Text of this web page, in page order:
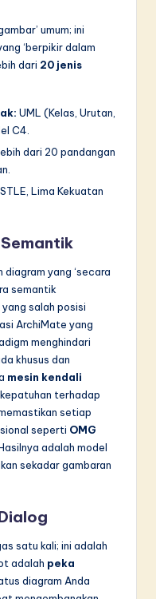
umum; ini
‘berpikir dalam
dari 20 jenis
UML (Kelas, Urutan,
C4.
dari 20 pandangan
Lima Kekuatan
diagram yang ‘secara
semantik
salah posisi
ArchiMate yang
menghindari
khusus dan
mesin kendali
terhadap
setiap
seperti OMG
adalah model
sekadar gambaran
satu kali; ini adalah
adalah peka
diagram Anda